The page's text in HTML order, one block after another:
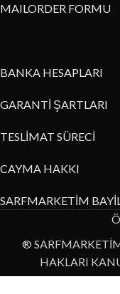
MAILORDER FORMU
BANKA HESAPLARI
GARANTİ ŞARTLARI
TESLİMAT SÜRECİ
CAYMA HAKKI
SARFMARKETİM
®
HAKLARI